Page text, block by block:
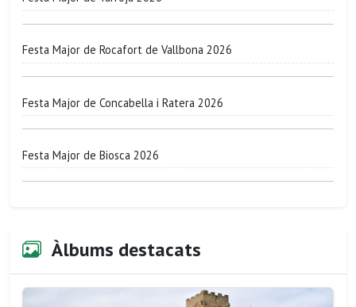
Festa Major de Rocafort de Vallbona 2026
Festa Major de Concabella i Ratera 2026
Festa Major de Biosca 2026
Àlbums destacats